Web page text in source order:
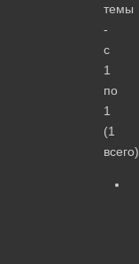
темы
-
с
1
по
1
(1
всего)